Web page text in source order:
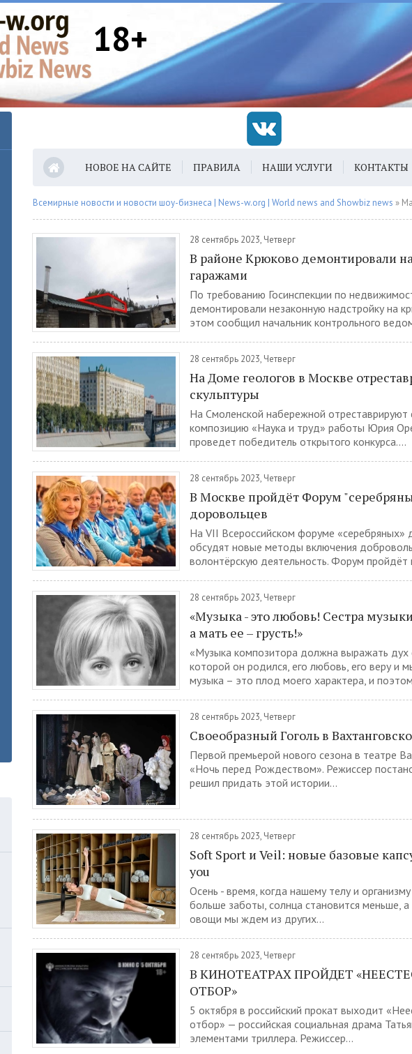
18+
НОВОЕ НА САЙТЕ ПРАВИЛА НАШИ УСЛУГИ КОНТАКТЫ
Всемирные новости и новости шоу-бизнеса | News-w.org | World news and Showbiz news »
28 сентябрь 2023, Четверг
В районе Крюково демонтировали
гаражами
По требованию Госинспекции по
демонтировали незаконную надстройку на
этом сообщил начальник контрольного
28 сентябрь 2023, Четверг
На Доме геологов в Москве
скульптуры
На Смоленской набережной отреставрируют
композицию «Наука и труд» работы Юрия
проведет победитель открытого конкурса....
28 сентябрь 2023, Четверг
В Москве пройдёт Форум
доровольцев
На VII Всероссийском форуме «серебряных»
обсудят новые методы включения
волонтёрскую деятельность. Форум пройдёт
28 сентябрь 2023, Четверг
«Музыка - это любовь! Сестра
а мать ее – грусть!»
«Музыка композитора должна выражать дух
которой он родился, его любовь, его веру и
музыка – это плод моего характера, и
28 сентябрь 2023, Четверг
Своеобразный Гоголь в
Первой премьерой нового сезона в театре
«Ночь перед Рождеством». Режиссер
решил придать этой истории...
28 сентябрь 2023, Четверг
Soft Sport и Veil: новые базовые
you
Осень - время, когда нашему телу и
больше заботы, солнца становится меньше,
овощи мы ждем из других...
28 сентябрь 2023, Четверг
В КИНОТЕАТРАХ ПРОЙДЕТ
ОТБОР»
5 октября в российский прокат выходит
отбор» — российская социальная драма
элементами триллера. Режиссер...